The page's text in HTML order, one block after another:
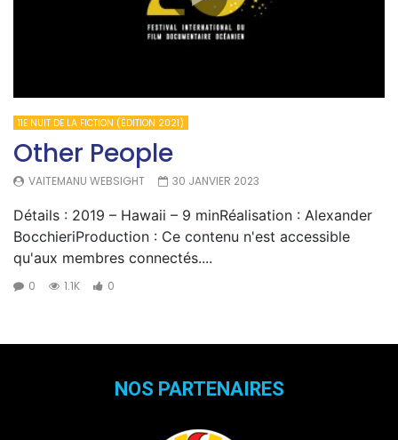
11E NUIT DE LA FICTION (ÉDITION 2021)
Other People
VAITEMANU WEBSIGHT 30 JANVIER 2023
Détails : 2019 – Hawaii – 9 minRéalisation : Alexander
BocchieriProduction : Ce contenu n'est accessible
qu'aux membres connectés....
0 1.1K 0
NOS PARTENAIRES